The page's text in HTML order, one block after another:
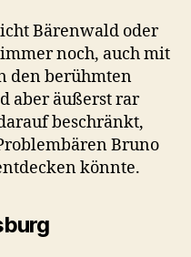
Bärenwald oder
noch, auch mit
den berühmten
aber äußerst rar
beschränkt,
Bruno
könnte.